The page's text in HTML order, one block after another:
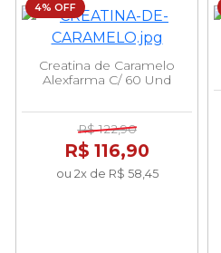
4% OFF
Creatina de Caramelo
Alexfarma C/ 60 Und
R$ 122,90
R$ 116,90
ou 2x de R$ 58,45